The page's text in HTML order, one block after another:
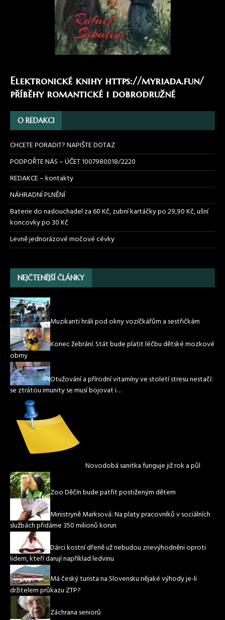
Elektronické knihy https://myriada.fun/
příběhy romantické i dobrodružné
O REDAKCI
CHCETE PORADIT? NAPIŠTE DOTAZ
PODPOŘTE NÁS – ÚČET 1007980018/2220
REDAKCE – kontakty
NÁHRADNÍ PLNĚNÍ
Baterie do naslouchadel za 60 Kč, zubní kartáčky po 29,90 Kč, ušní
koncovky po 30 Kč
Levně jednorázové močové cévky
NEJČTENĚJŠÍ ČLÁNKY
Muzikanti hráli pod okny vozíčkářům a sestřičkám
Konec žebrání. Stát bude platit léčbu dětské mozkové
obrny
Otužování a přírodní vitamíny ve století stresu nestačí:
se ztrátou imunity se musí bojovat i…
Novodobá sanitka funguje již rok a půl
Zoo Děčín bude patřit postiženým dětem
Ministryně Marksová: Na platy pracovníků v sociálních
službách přidáme 350 milionů korun
Dárci kostní dřeně už nebudou znevýhodněni oproti
lidem, kteří darují například ledvinu
Má český turista na Slovensku nějaké výhody je-li
držitelem průkazu ZTP?
Záchrana seniorů